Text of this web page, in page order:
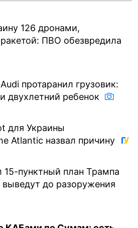
126 дронами,
ПВО обезвредила
протаранил грузовик:
двухлетний ребенок
для Украины
Atlantic назвал причину
15-пунктный план Трампа
выведут до разоружения